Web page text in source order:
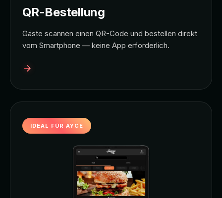
QR-Bestellung
Gäste scannen einen QR-Code und bestellen direkt
vom Smartphone — keine App erforderlich.
IDEAL FÜR AYCE